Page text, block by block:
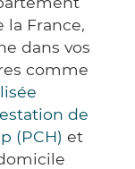
la France,
dans vos
comme
de
(PCH) et